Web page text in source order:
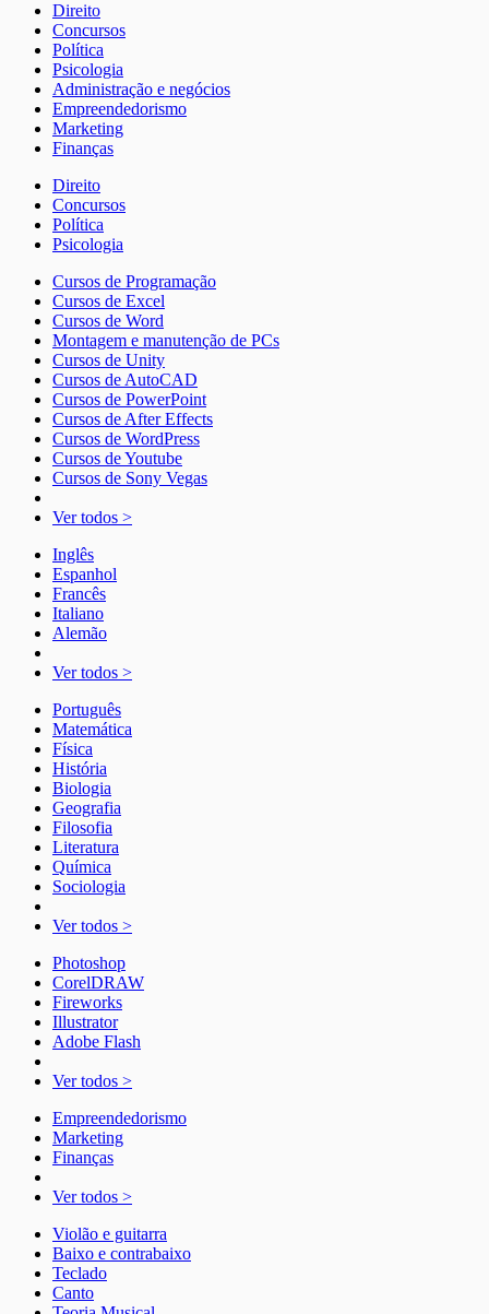
Direito
Concursos
Política
Psicologia
Administração e negócios
Empreendedorismo
Marketing
Finanças
Direito
Concursos
Política
Psicologia
Cursos de Programação
Cursos de Excel
Cursos de Word
Montagem e manutenção de PCs
Cursos de Unity
Cursos de AutoCAD
Cursos de PowerPoint
Cursos de After Effects
Cursos de WordPress
Cursos de Youtube
Cursos de Sony Vegas
Ver todos >
Inglês
Espanhol
Francês
Italiano
Alemão
Ver todos >
Português
Matemática
Física
História
Biologia
Geografia
Filosofia
Literatura
Química
Sociologia
Ver todos >
Photoshop
CorelDRAW
Fireworks
Illustrator
Adobe Flash
Ver todos >
Empreendedorismo
Marketing
Finanças
Ver todos >
Violão e guitarra
Baixo e contrabaixo
Teclado
Canto